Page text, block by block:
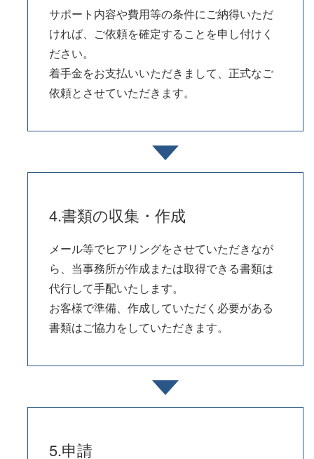
サポート内容や費用等の条件にご納得いただ
ければ、ご依頼を確定することを申し付けく
ださい。
着手金をお支払いいただきまして、正式なご
依頼とさせていただきます。
4.書類の収集・作成
メール等でヒアリングをさせていただきなが
ら、当事務所が作成または取得できる書類は
代行して手配いたします。
お客様で準備、作成していただく必要がある
書類はご協力をしていただきます。
5.申請